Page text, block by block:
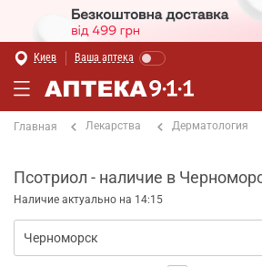
Киев Ваша аптека
Главная Лекарства Дерматология
Псотриол - наличие в
Наличие актуально на 14:15